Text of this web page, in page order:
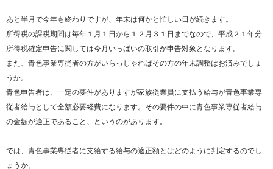
あと半月で今年も終わりですが、年末は何かと忙しい日が続きます。
所得税の課税期間は毎年１月１日から１２月３１日までなので、平成２１年分
所得税確定申告に関しては今月いっぱいの取引が申告対象となります。
また、青色事業専従者の方がいらっしゃればその方の年末調整はお済みでしょ
うか。
青色申告者は、一定の要件がありますが家族従業員に支払う給与が青色事業専
従者給与として全額必要経費になります。その要件の中に青色事業専従者給与
の金額が適正であること、というのがあります。
では、青色事業専従者に支給する給与の適正額とはどのように判定するのでし
ょうか。